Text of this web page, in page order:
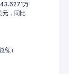
万
元，同比
额）